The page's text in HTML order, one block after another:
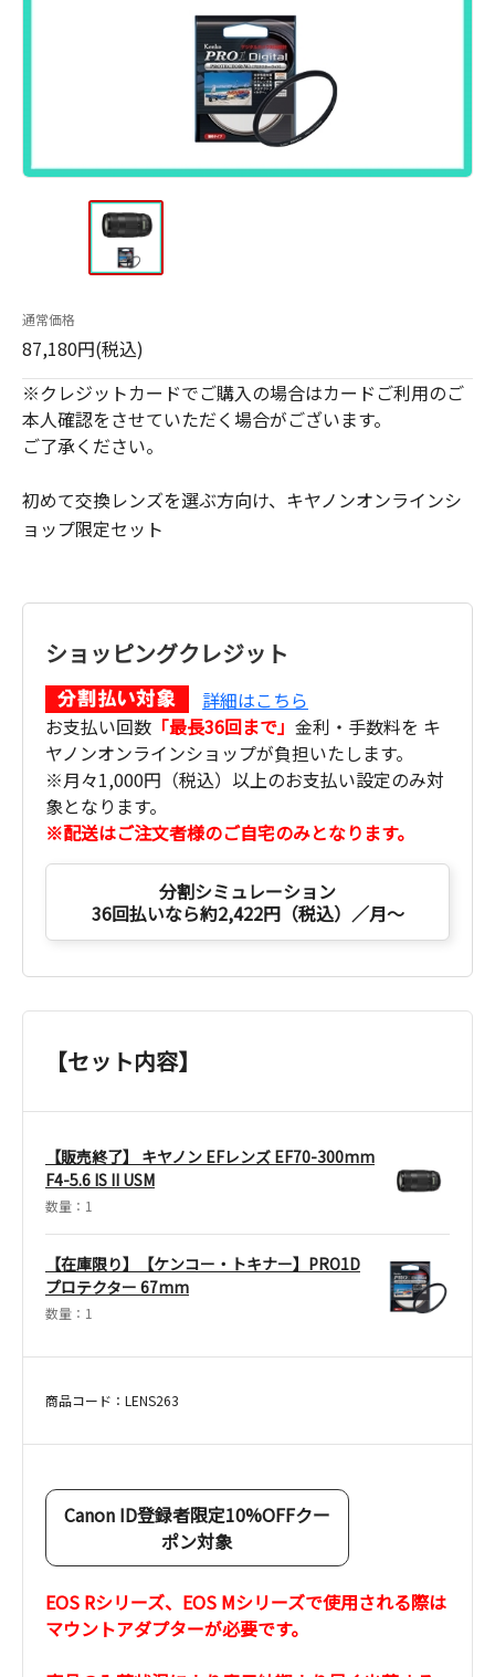
通常価格
87,180円(税込)
※クレジットカードでご購入の場合はカードご利用のご
本人確認をさせていただく場合がございます。
ご了承ください。
初めて交換レンズを選ぶ方向け、キヤノンオンラインシ
ョップ限定セット
ショッピングクレジット
詳細はこちら
お支払い回数 「最長36回まで」 金利・手数料を キ
ヤノンオンラインショップが負担いたします。
※月々1,000円（税込）以上のお支払い設定のみ対
象となります。
※配送はご注文者様のご自宅のみとなります。
分割シミュレーション
36回払いなら約2,422円（税込）／月～
【セット内容】
【販売終了】 キヤノン EFレンズ EF70-300mm
F4-5.6 IS II USM
数量：1
【在庫限り】【ケンコー・トキナー】PRO1D
プロテクター 67mm
数量：1
商品コード：LENS263
Canon ID登録者限定10%OFFクー
ポン対象
EOS Rシリーズ、EOS Mシリーズで使用される際は
マウントアダプターが必要です。